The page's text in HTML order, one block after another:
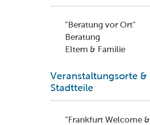
"Beratung vor Ort"
Beratung
Eltern & Familie
Veranstaltungsorte &
Stadtteile
"Frankfurt Welcome &